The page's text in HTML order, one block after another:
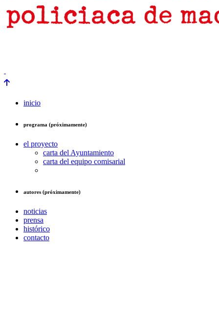
inicio
programa (próximamente)
el proyecto
carta del Ayuntamiento
carta del equipo comisarial
autores (próximamente)
noticias
prensa
histórico
contacto